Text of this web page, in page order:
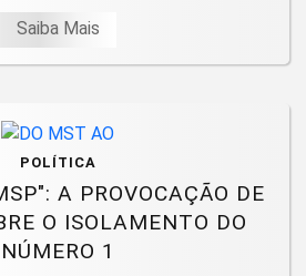
Saiba Mais
POLÍTICA
A PROVOCAÇÃO DE
O ISOLAMENTO DO
NÚMERO 1